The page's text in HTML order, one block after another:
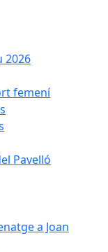
2026
femení
Pavelló
a Joan